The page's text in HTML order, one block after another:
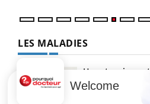
LES MALADIES
Hypotension
pression
Welcome